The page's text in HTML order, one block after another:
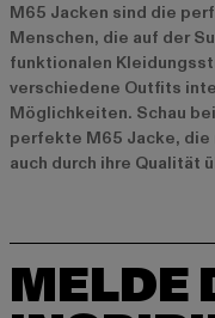
M65 Jacken sind die
Menschen, die auf der
funktionalen
verschiedene Outfits
Möglichkeiten. Schau
perfekte M65 Jacke, die
auch durch ihre Qualität
MELDE